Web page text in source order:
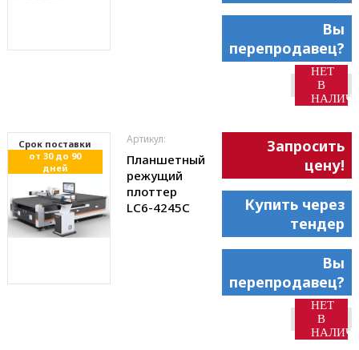
Вы
перепродавец?
НЕТ
В
Cрок поставки
от 30 до 90
дней
Артикул:
Планшетный
режущий
плоттер
LC6-4245С
Запросить
цену!
Купить через
тендер
Вы
перепродавец?
НЕТ
В